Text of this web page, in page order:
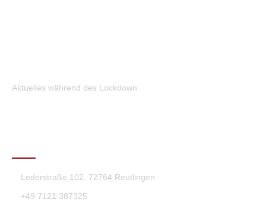
Aktuelles während des Lockdown
Lederstraße 102, 72764 Reutlingen
+49 7121 387325